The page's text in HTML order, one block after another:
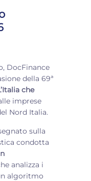
DocFinance
della 69ª
che
imprese
Nord Italia.
sulla
condotta
analizza i
algoritmo